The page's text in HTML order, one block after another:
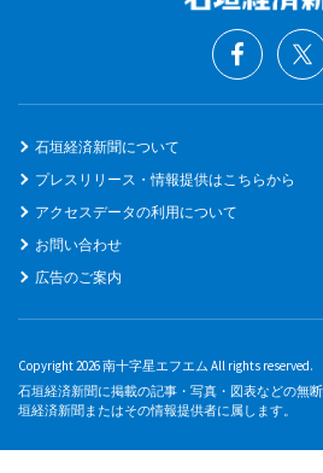
石垣経済新聞について
プレスリリース・情報提供はこちらから
アクセスデータの利用について
お問い合わせ
広告のご案内
Copyright 2026 南十字星エフエム All rights reserved.
石垣経済新聞に掲載の記事・写真・図表などの無
垣経済新聞またはその情報提供者に属します。